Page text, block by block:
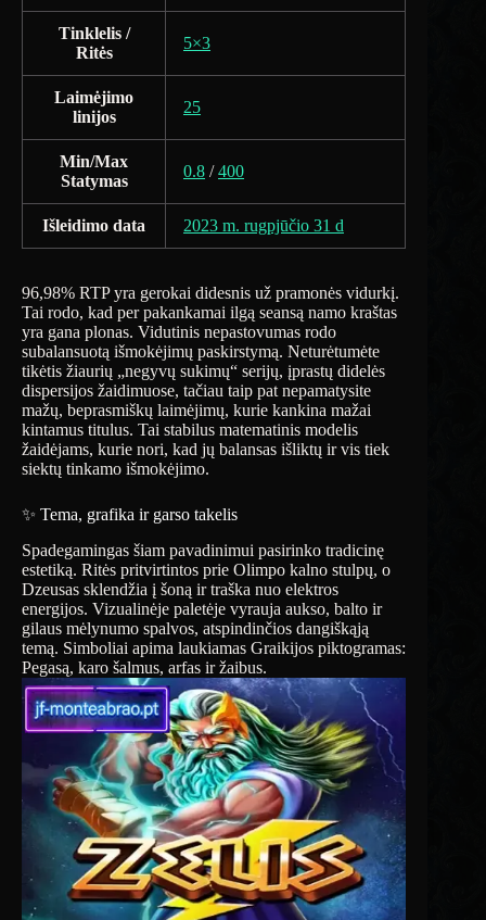
Tinklelis /
Ritės
5×3
Laimėjimo
linijos
25
Min/Max
Statymas
0.8 /400
Išleidimo data 2023 m. rugpjūčio 31 d
96,98% RTP yra gerokai didesnis už pramonės vidurkį.
Tai rodo, kad per pakankamai ilgą seansą namo kraštas
yra gana plonas. Vidutinis nepastovumas rodo
subalansuotą išmokėjimų paskirstymą. Neturėtumėte
tikėtis žiaurių „negyvų sukimų“ serijų, įprastų didelės
dispersijos žaidimuose, tačiau taip pat nepamatysite
mažų, beprasmiškų laimėjimų, kurie kankina mažai
kintamus titulus. Tai stabilus matematinis modelis
žaidėjams, kurie nori, kad jų balansas išliktų ir vis tiek
siektų tinkamo išmokėjimo.
✨ Tema, grafika ir garso takelis
Spadegamingas šiam pavadinimui pasirinko tradicinę
estetiką. Ritės pritvirtintos prie Olimpo kalno stulpų, o
Dzeusas sklendžia į šoną ir traška nuo elektros
energijos. Vizualinėje paletėje vyrauja aukso, balto ir
gilaus mėlynumo spalvos, atspindinčios dangiškąją
temą. Simboliai apima laukiamas Graikijos piktogramas:
Pegasą, karo šalmus, arfas ir žaibus.